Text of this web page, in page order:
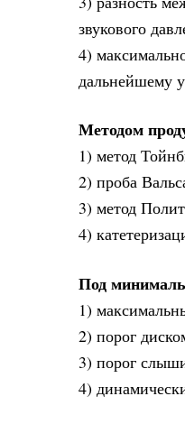
звукового
4)
дальнейшему
Методом
1) метод
2) проба
3) метод
4)
Под
1)
2) порог
3) порог
4)